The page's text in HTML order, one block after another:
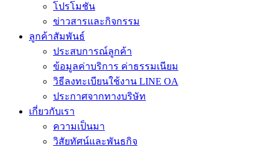
โปรโมชัน
ข่าวสารและกิจกรรม
ลูกค้าสัมพันธ์
ประสบการณ์ลูกค้า
ข้อมูลค่าบริการ ค่าธรรมเนียม
วิธีลงทะเบียนใช้งาน LINE OA
ประกาศจากทางบริษัท
เกี่ยวกับเรา
ความเป็นมา
วิสัยทัศน์และพันธกิจ